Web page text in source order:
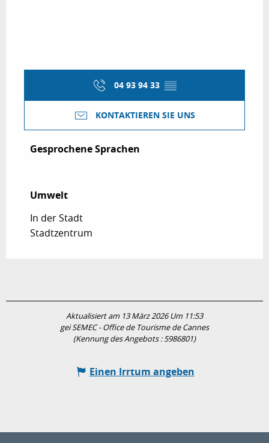
04 93 94 33 ▒▒
KONTAKTIEREN SIE UNS
Gesprochene Sprachen
Gesprochene Sprachen
Umwelt
Umwelt
In der Stadt
Stadtzentrum
Aktualisiert am 13 März 2026 Um 11:53
gei SEMEC - Office de Tourisme de Cannes
(Kennung des Angebots :5986801)
Einen Irrtum angeben